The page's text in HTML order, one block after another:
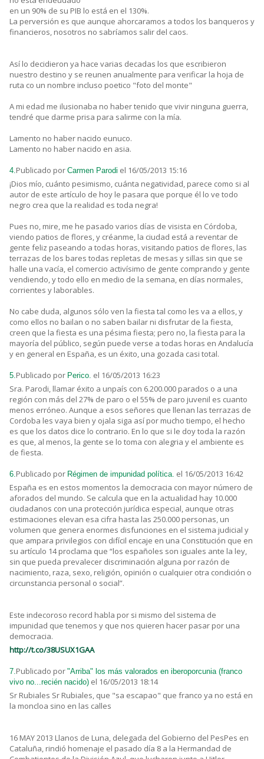
en un 90% de su PIB lo está en el 130%.
La perversión es que aunque ahorcaramos a todos los banqueros y
financieros, nosotros no sabríamos salir del caos.
Así lo decidieron ya hace varias decadas los que escribieron
nuestro destino y se reunen anualmente para verificar la hoja de
ruta co un nombre incluso poetico "foto del monte"
A mi edad me ilusionaba no haber tenido que vivir ninguna guerra,
tendré que darme prisa para salirme con la mía.
Lamento no haber nacido eunuco.
Lamento no haber nacido en asia.
4.Publicado por Carmen Parodi el 16/05/2013 15:16
¡Dios mío, cuánto pesimismo, cuánta negatividad, parece como si al
autor de este artículo de hoy le pasara que porque él lo ve todo
negro crea que la realidad es toda negra!
Pues no, mire, me he pasado varios días de visista en Córdoba,
viendo patios de flores, y créanme, la ciudad está a reventar de
gente feliz paseando a todas horas, visitando patios de flores, las
terrazas de los bares todas repletas de mesas y sillas sin que se
halle una vacía, el comercio activísimo de gente comprando y gente
vendiendo, y todo ello en medio de la semana, en días normales,
corrientes y laborables.
No cabe duda, algunos sólo ven la fiesta tal como les va a ellos, y
como ellos no bailan o no saben bailar ni disfrutar de la fiesta,
creen que la fiesta es una pésima fiesta; pero no, la fiesta para la
mayoría del público, según puede verse a todas horas en Andalucía
y en general en España, es un éxito, una gozada casi total.
5.Publicado por Perico. el 16/05/2013 16:23
Sra. Parodi, llamar éxito a unpaís con 6.200.000 parados o a una
región con más del 27% de paro o el 55% de paro juvenil es cuanto
menos erróneo. Aunque a esos señores que llenan las terrazas de
Cordoba les vaya bien y ojala siga así por mucho tiempo, el hecho
es que los datos dice lo contrario. En lo que si le doy toda la razón
es que, al menos, la gente se lo toma con alegria y el ambiente es
de fiesta.
6.Publicado por Régimen de impunidad política. el 16/05/2013 16:42
España es en estos momentos la democracia con mayor número de
aforados del mundo. Se calcula que en la actualidad hay 10.000
ciudadanos con una protección jurídica especial, aunque otras
estimaciones elevan esa cifra hasta las 250.000 personas, un
volumen que genera enormes disfunciones en el sistema judicial y
que ampara privilegios con difícil encaje en una Constitución que en
su artículo 14 proclama que “los españoles son iguales ante la ley,
sin que pueda prevalecer discriminación alguna por razón de
nacimiento, raza, sexo, religión, opinión o cualquier otra condición o
circunstancia personal o social”.
Este indecoroso record habla por si mismo del sistema de
impunidad que tenemos y que nos quieren hacer pasar por una
democracia.
http://t.co/38USUX1GAA
7.Publicado por "Arriba" los más valorados en iberoporcunia (franco
vivo no...recién nacido) el 16/05/2013 18:14
Sr Rubiales Sr Rubiales, que "sa escapao" que franco ya no está en
la moncloa sino en las calles
16 MAY 2013 Llanos de Luna, delegada del Gobierno del PesPes en
Cataluña, rindió homenaje el pasado día 8 a la Hermandad de